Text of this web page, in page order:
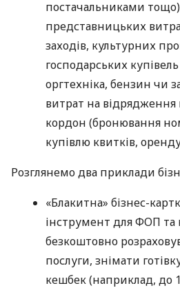
постачальниками
представницьких
заходів, культурних
господарських
оргтехніка, бензин чи
витрат на відрядження
кордон (бронювання
купівлю квитків,
Розглянемо два приклади
«Блакитна» бізнес-
інструмент для ФОП та
безкоштовно
послуги, знімати
кешбек (наприклад, до